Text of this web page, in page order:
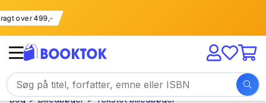
fragt over 499,-
Bog Billedbøger Tekstet billedbøger